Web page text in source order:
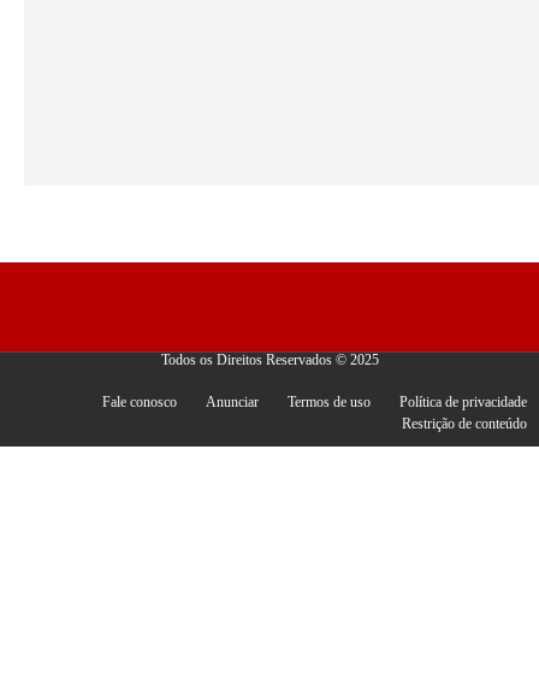
Todos os Direitos Reservados © 2025
Fale conosco Anunciar Termos de uso
Política de privacidade
Restrição de conteúdo